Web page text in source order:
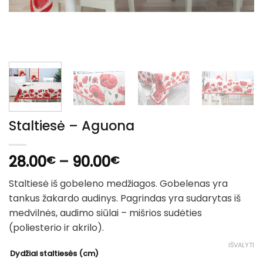
Staltiesė – Aguona
28.00€ – 90.00€Price
range:
28.00€
through
90.00€
Staltiesė iš gobeleno medžiagos. Gobelenas yra
tankus žakardo audinys. Pagrindas yra sudarytas iš
medvilnės, audimo siūlai – mišrios sudėties
(poliesterio ir akrilo).
Dydžiai staltiesės (cm)
IŠVALYTI